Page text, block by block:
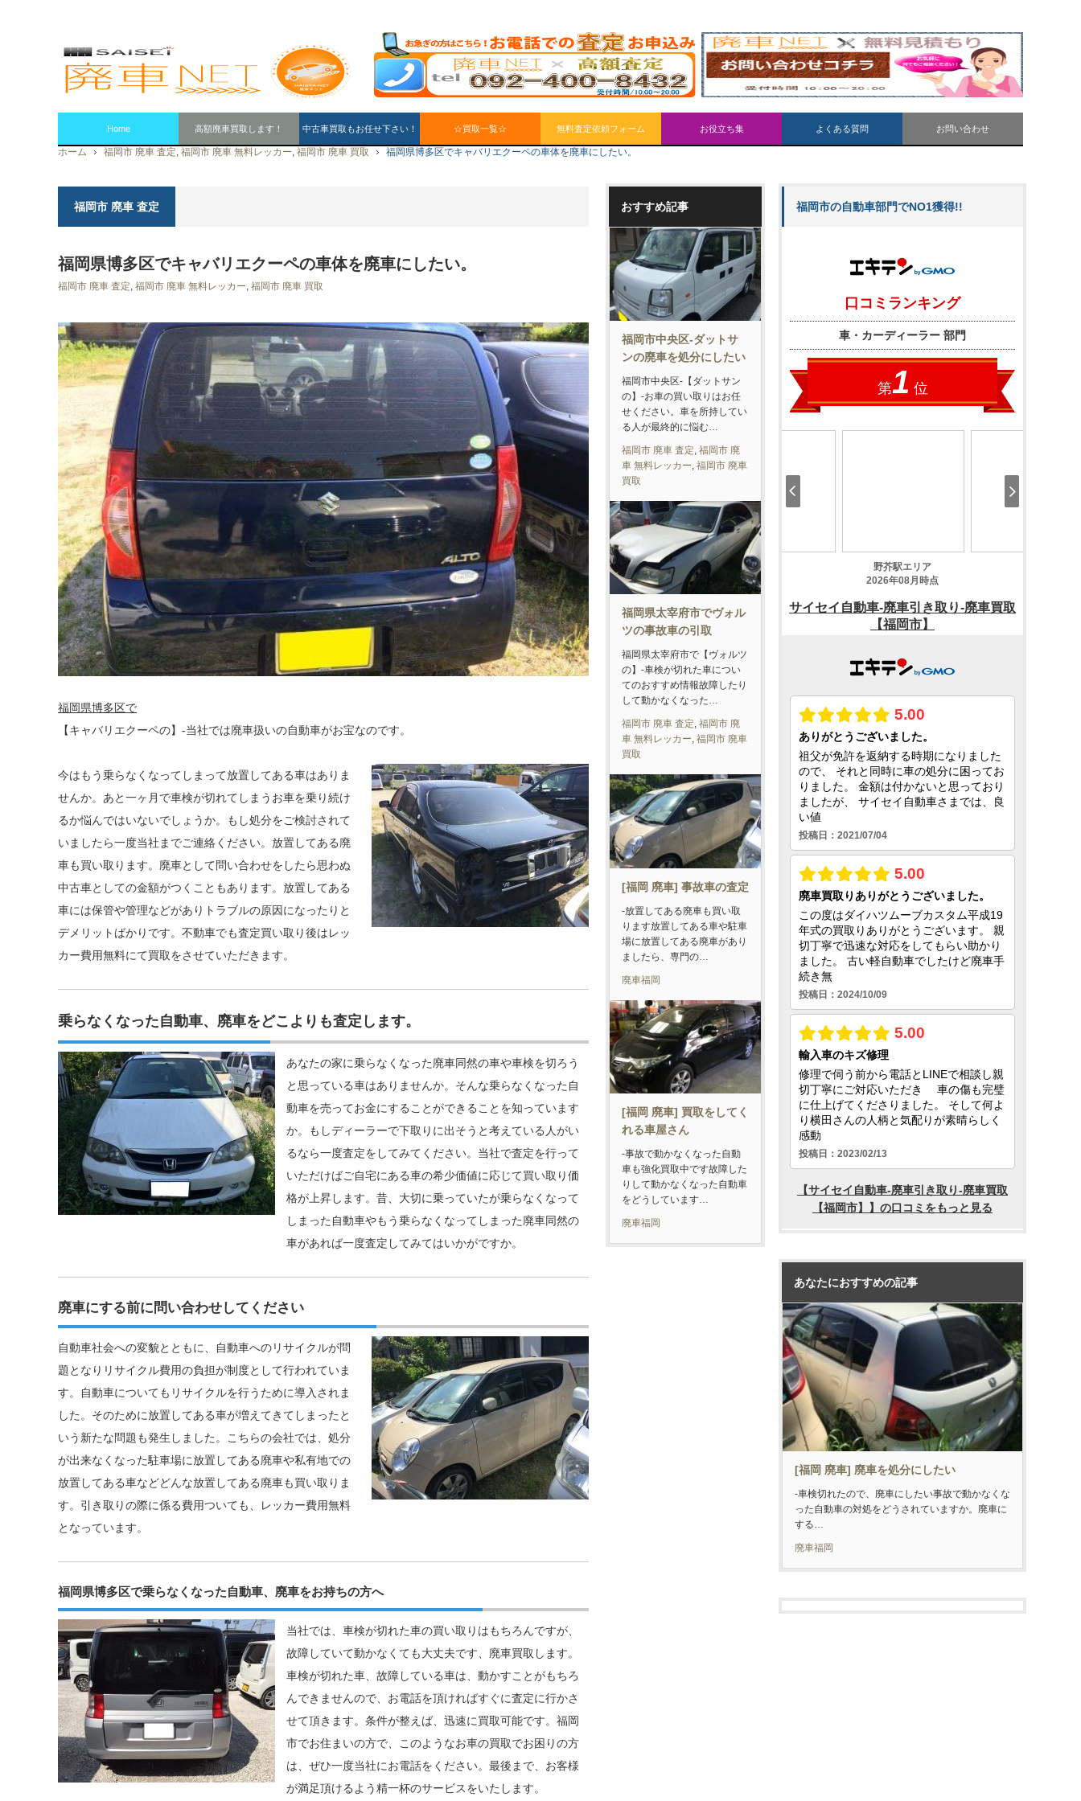
Home 高額廃車買取します！ 中古車買取もお任せ下さい！ ☆買取一覧☆ 無料査定依頼フォーム お役立ち集 よくある質問 お問い合わせ
ホーム 福岡市 廃車 査定, 福岡市 廃車 無料レッカー, 福岡市 廃車 買取 福岡県博多区でキャバリエクーペの車体を廃車にしたい。
福岡市 廃車 査定
福岡県博多区でキャバリエクーペの車体を廃車にしたい。
福岡市 廃車 査定, 福岡市 廃車 無料レッカー, 福岡市 廃車 買取
福岡県博多区で
【キャバリエクーペの】-当社では廃車扱いの自動車がお宝なのです。
今はもう乗らなくなってしまって放置してある車はありま
せんか。あと一ヶ月で車検が切れてしまうお車を乗り続け
るか悩んではいないでしょうか。もし処分をご検討されて
いましたら一度当社までご連絡ください。放置してある廃
車も買い取ります。廃車として問い合わせをしたら思わぬ
中古車としての金額がつくこともあります。放置してある
車には保管や管理などがありトラブルの原因になったりと
デメリットばかりです。不動車でも査定買い取り後はレッ
カー費用無料にて買取をさせていただきます。
乗らなくなった自動車、廃車をどこよりも査定します。
あなたの家に乗らなくなった廃車同然の車や車検を切ろう
と思っている車はありませんか。そんな乗らなくなった自
動車を売ってお金にすることができることを知っています
か。もしディーラーで下取りに出そうと考えている人がい
るなら一度査定をしてみてください。当社で査定を行って
いただけばご自宅にある車の希少価値に応じて買い取り価
格が上昇します。昔、大切に乗っていたが乗らなくなって
しまった自動車やもう乗らなくなってしまった廃車同然の
車があれば一度査定してみてはいかがですか。
廃車にする前に問い合わせしてください
自動車社会への変貌とともに、自動車へのリサイクルが問
題となりリサイクル費用の負担が制度として行われていま
す。自動車についてもリサイクルを行うために導入されま
した。そのために放置してある車が増えてきてしまったと
いう新たな問題も発生しました。こちらの会社では、処分
が出来なくなった駐車場に放置してある廃車や私有地での
放置してある車などどんな放置してある廃車も買い取りま
す。引き取りの際に係る費用ついても、レッカー費用無料
となっています。
福岡県博多区で乗らなくなった自動車、廃車をお持ちの方へ
当社では、車検が切れた車の買い取りはもちろんですが、
故障していて動かなくても大丈夫です、廃車買取します。
車検が切れた車、故障している車は、動かすことがもちろ
んできませんので、お電話を頂ければすぐに査定に行かさ
せて頂きます。条件が整えば、迅速に買取可能です。福岡
市でお住まいの方で、このようなお車の買取でお困りの方
は、ぜひ一度当社にお電話をください。最後まで、お客様
が満足頂けるよう精一杯のサービスをいたします。
おすすめ記事
福岡市中央区-ダットサ
ンの廃車を処分にしたい
福岡市中央区-【ダットサン
の】-お車の買い取りはお任
せください。車を所持してい
る人が最終的に悩む…
福岡市 廃車 査定, 福岡市 廃
車 無料レッカー, 福岡市 廃車
買取
福岡県太宰府市でヴォル
ツの事故車の引取
福岡県太宰府市で【ヴォルツ
の】-車検が切れた車につい
てのおすすめ情報故障したり
して動かなくなった…
福岡市 廃車 査定, 福岡市 廃
車 無料レッカー, 福岡市 廃車
買取
[福岡 廃車] 事故車の査定
-放置してある廃車も買い取
ります放置してある車や駐車
場に放置してある廃車があり
ましたら、専門の…
廃車福岡
[福岡 廃車] 買取をしてく
れる車屋さん
-事故で動かなくなった自動
車も強化買取中です故障した
りして動かなくなった自動車
をどうしています…
廃車福岡
福岡市の自動車部門でNO1獲得!!
あなたにおすすめの記事
[福岡 廃車] 廃車を処分にしたい
-車検切れたので、廃車にしたい事故で動かなくな
った自動車の対処をどうされていますか。廃車に
する…
廃車福岡